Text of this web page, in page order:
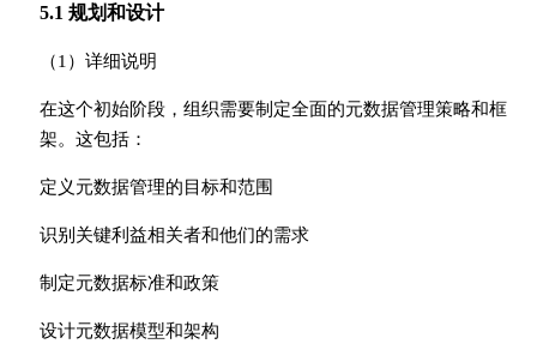
5.1 规划和设计
（1）详细说明
在这个初始阶段，组织需要制定全面的元数据管理策略和框
架。这包括：
定义元数据管理的目标和范围
识别关键利益相关者和他们的需求
制定元数据标准和政策
设计元数据模型和架构